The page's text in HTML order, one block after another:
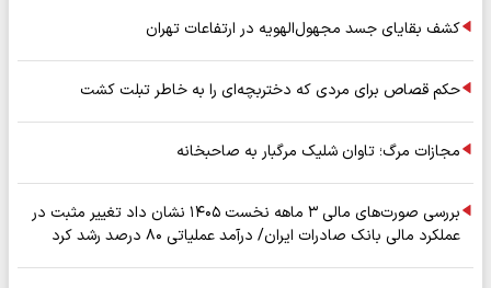
کشف بقایای جسد مجهول‌الهویه در ارتفاعات تهران
حکم قصاص برای مردی که دختربچه‌ای را به خاطر تبلت کشت
مجازات مرگ؛ تاوان شلیک مرگبار به صاحبخانه
بررسی صورت‌های مالی ۳ ماهه نخست ۱۴۰۵ نشان داد تغییر مثبت در
عملکرد مالی بانک صادرات ایران/ درآمد عملیاتی ۸۰ درصد رشد کرد